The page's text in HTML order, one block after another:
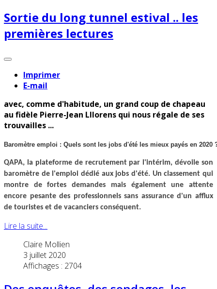
Sortie du long tunnel estival .. les
premières lectures
Imprimer
E-mail
avec, comme d'habitude, un grand coup de chapeau
au fidèle Pierre-Jean Lllorens qui nous régale de ses
trouvailles ...
Baromètre emploi : Quels sont les jobs d'été les mieux payés en 2020
QAPA, la plateforme de recrutement par l 'intérim,dévoile son
baromètre de l 'emploi dédié aux jobs d 'été. Un classement qui
montre de fortes demandes mais également une attente
encore pesante des professionnels sans assurance d 'un afflux
de touristes et de vacanciers conséquent.
Lire la suite...
Claire Mollien
3 juillet 2020
Affichages : 2704